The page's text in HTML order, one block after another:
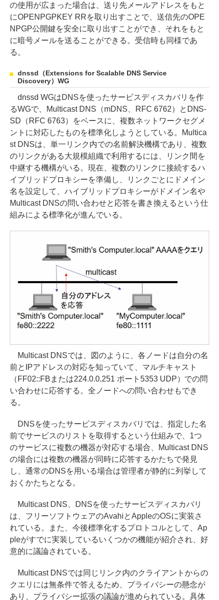
の使用が広まった場合は、送り先メールアドレスをもと
にOPENPGPKEY RRを取り出すことで、送信先のOPE
NPGP公開鍵を安全に取り出すことができ、それをもと
に暗号メールを送ることができる。受信時も同様であ
る。
dnssd（Extensions for Scalable DNS Service
Discovery）WG
dnssd WGはDNSを使ったサービスディスカバリを作
るWGで、Multicast DNS（mDNS、RFC 6762）とDNS-
SD（RFC 6763）をベースに、複数ネットワークセグメ
ントに対応したものを標準化しようとしている。Multica
st DNSは、単一リンク内での名前解決機構であり、複数
のリンクがある大規模組織で利用するには、リンク間を
中継する機構がいる。現在、複数のリンクに接続するハ
イブリッドプロキシーを準備し、リンクごとにドメイン
名を設定して、ハイブリッドプロキシーがドメイン名や
Multicast DNSの問い合わせと応答を書き換えるという仕
組みによる標準化が進んでいる。
Multicast DNSでは、図のように、各ノードは自分の名
前とIPアドレスの対応を知っていて、マルチキャスト
（FF02::FBまたは224.0.0.251 ポート5353 UDP）での問
い合わせに応答する。全ノードへの問い合わせもでき
る。
DNSを使ったサービスディスカバリでは、指定した名
前でサービスのリストを取得するという仕組みで、1つ
のサービスに複数の機器が対応する場合、Multicast DNS
の場合には複数の機器が同時に応答するかたちで発見
し、通常のDNSを用いる場合は管理者が静的に列挙して
おくかたちとなる。
Multicast DNS、DNSを使ったサービスディスカバリ
は、フリーソフトウェアのAvahiとAppleのOSに実装さ
れている。また、今後標準化するプロトコルとして、Ap
pleがすでに実装しているいくつかの機能が紹介され、好
意的に議論されている。
Multicast DNSでは同じリンク内のクライアントからの
クエリには無条件で答えるため、プライバシーの懸念が
あり、プライバシー拡張の議論が進められている。具体